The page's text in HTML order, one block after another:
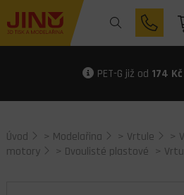
PET-G již od 174
Úvod > Modelařina > Vrtule >
motory
> Dvoulisté plastové >